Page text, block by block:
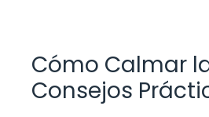
Cómo Calmar
Consejos